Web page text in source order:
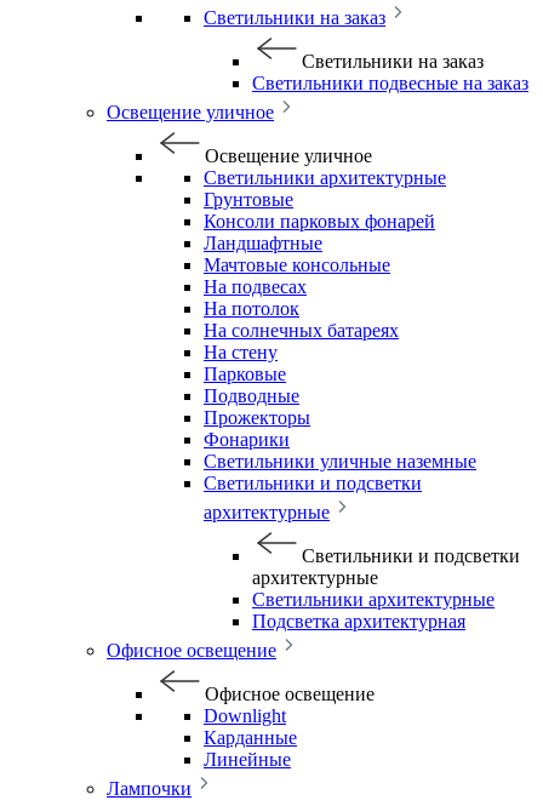
Светильники на заказ
Светильники на заказ
Светильники подвесные на заказ
Освещение уличное
Освещение уличное
Светильники архитектурные
Грунтовые
Консоли парковых фонарей
Ландшафтные
Мачтовые консольные
На подвесах
На потолок
На солнечных батареях
На стену
Парковые
Подводные
Прожекторы
Фонарики
Светильники уличные наземные
Светильники и подсветки
архитектурные
Светильники и подсветки
архитектурные
Светильники архитектурные
Подсветка архитектурная
Офисное освещение
Офисное освещение
Downlight
Карданные
Линейные
Лампочки